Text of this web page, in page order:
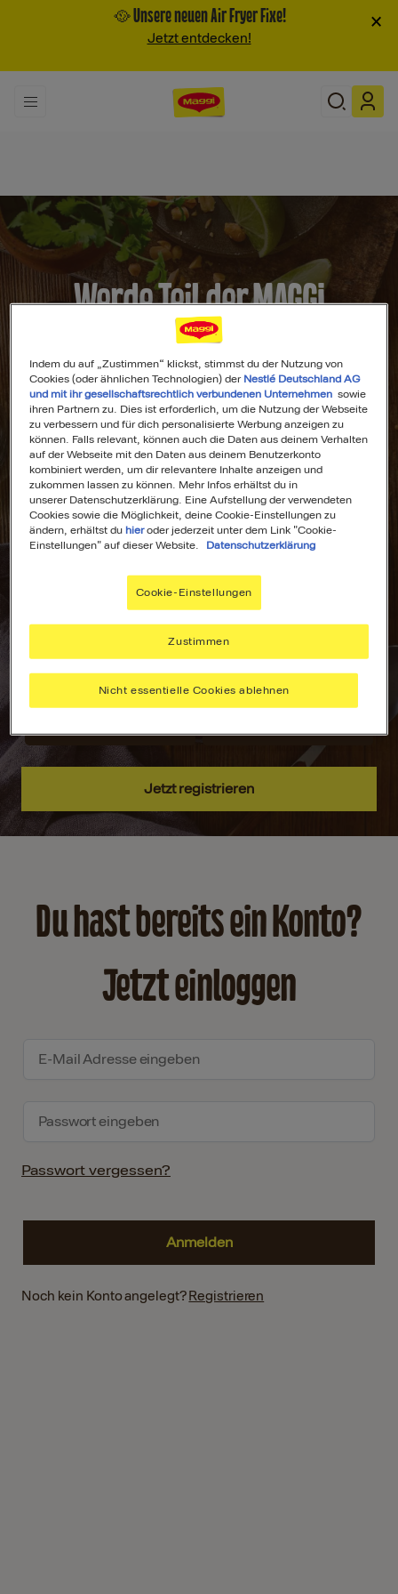
🥘 Unsere neuen Air Fryer Fixe!
Jetzt entdecken!
×
Werde Teil der MAGGI
Community
All Deine
Lieblingsrezepte
an einem Ort!
suchen –
speichere deine
aller liebsten
Rezepte, sammle
Inspiration und
hab alles immer
griffbereit.
Dein
Wochenplaner für
stressfreies
Kochen!
Plane deine
Mahlzeiten mit
dem MAGGI
passend zu
deinen Vorlieben.
Jetzt registrieren
Du hast bereits ein Konto?
Jetzt einloggen
Passwort vergessen?
Noch kein Konto angelegt? Registrieren
Indem du auf „Zustimmen“ klickst, stimmst du der Nutzung von
Cookies (oder ähnlichen Technologien) der Nestlé Deutschland AG
und mit ihr gesellschaftsrechtlich verbundenen Unternehmen sowie
ihren Partnern zu. Dies ist erforderlich, um die Nutzung der Webseite
zu verbessern und für dich personalisierte Werbung anzeigen zu
können. Falls relevant, können auch die Daten aus deinem Verhalten
auf der Webseite mit den Daten aus deinem Benutzerkonto
kombiniert werden, um dir relevantere Inhalte anzeigen und
zukommen lassen zu können. Mehr Infos erhältst du in
unserer Datenschutzerklärung. Eine Aufstellung der verwendeten
Cookies sowie die Möglichkeit, deine Cookie-Einstellungen zu
ändern, erhältst du hieroder jederzeit unter dem Link "Cookie-
Einstellungen" auf dieser Website.
Datenschutzerklärung
Cookie-Einstellungen
Nicht essentielle Cookies ablehnen
Zustimmen